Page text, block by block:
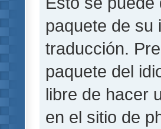
paquete de su
traducción.
paquete del
libre de hacer
en el sitio de